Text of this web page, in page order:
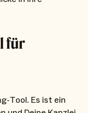
für
Tool. Es ist ein